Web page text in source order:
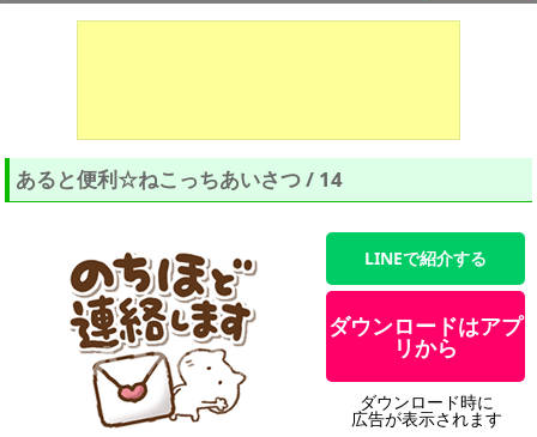
あると便利☆ねこっちあいさつ / 14
LINEで紹介する
ダウンロードはアプ
リから
ダウンロード時に
広告が表示されます